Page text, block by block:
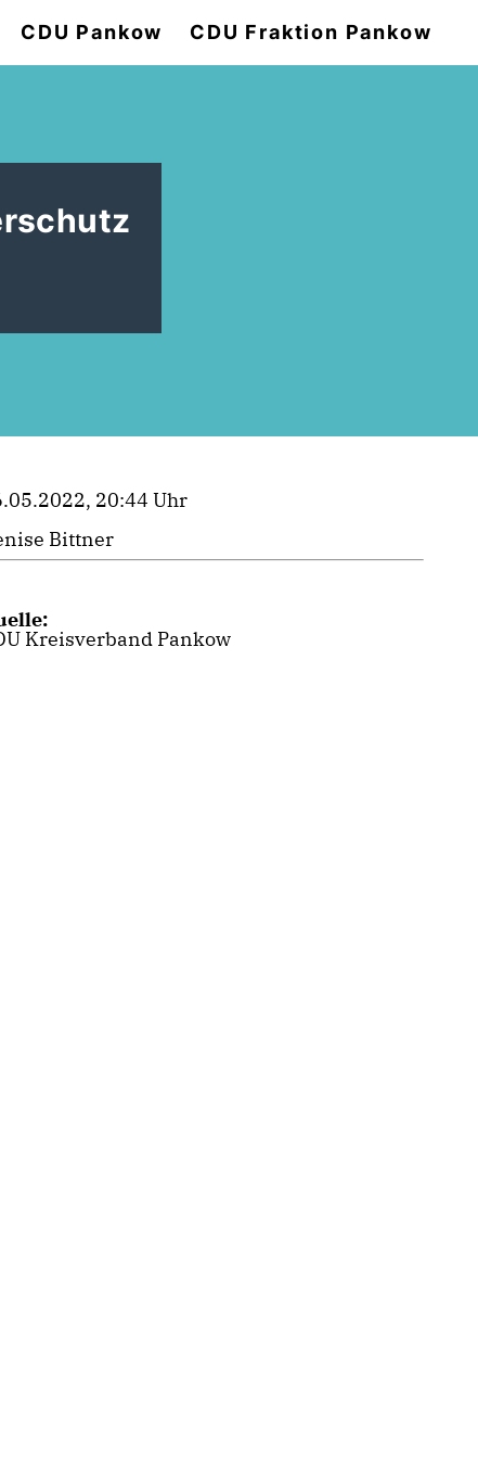
CDU Pankow CDU Fraktion Pankow
20:44 Uhr
Bittner
Kreisverband Pankow